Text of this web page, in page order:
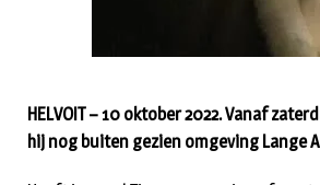
HELVOIT – 10 oktober 2022. Vanaf
hij nog buiten gezien omgeving Lange